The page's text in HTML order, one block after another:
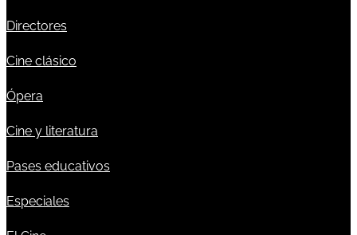
Directores
Cine clásico
Ópera
Cine y literatura
Pases educativos
Especiales